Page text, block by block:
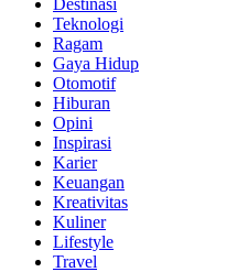
Destinasi
Teknologi
Ragam
Gaya Hidup
Otomotif
Hiburan
Opini
Inspirasi
Karier
Keuangan
Kreativitas
Kuliner
Lifestyle
Travel